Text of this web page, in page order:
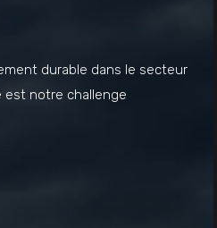
durable dans le secteur
est notre challenge